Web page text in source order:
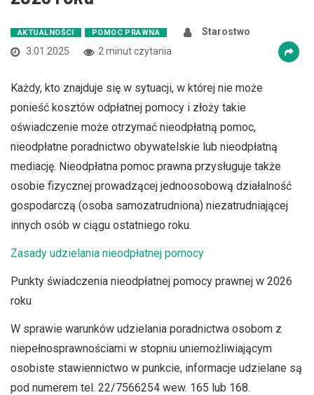
AKTUALNOŚCI POMOC PRAWNA
Starostwo
3.01.2025
2 minut czytania
Każdy, kto znajduje się w sytuacji, w której nie może
ponieść kosztów odpłatnej pomocy i złoży takie
oświadczenie może otrzymać nieodpłatną pomoc,
nieodpłatne poradnictwo obywatelskie lub nieodpłatną
mediację. Nieodpłatna pomoc prawna przysługuje także
osobie fizycznej prowadzącej jednoosobową działalność
gospodarczą (osoba samozatrudniona) niezatrudniającej
innych osób w ciągu ostatniego roku.
Zasady udzielania nieodpłatnej pomocy
Punkty świadczenia nieodpłatnej pomocy prawnej w 2026
roku
W sprawie warunków udzielania poradnictwa osobom z
niepełnosprawnościami w stopniu uniemożliwiającym
osobiste stawiennictwo w punkcie, informacje udzielane są
pod numerem tel. 22/7566254 wew. 165 lub 168.